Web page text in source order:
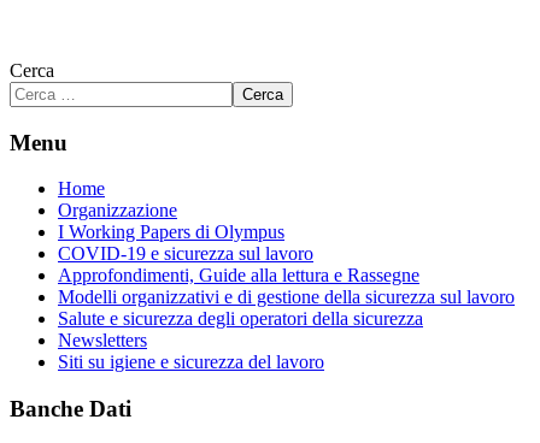
Cerca
Cerca
Menu
Home
Organizzazione
I Working Papers di Olympus
COVID-19 e sicurezza sul lavoro
Approfondimenti, Guide alla lettura e Rassegne
Modelli organizzativi e di gestione della sicurezza sul lavoro
Salute e sicurezza degli operatori della sicurezza
Newsletters
Siti su igiene e sicurezza del lavoro
Banche Dati